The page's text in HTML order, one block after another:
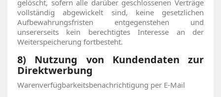
gelöscht, sofern alle darüber geschlossenen Verträge
vollständig abgewickelt sind, keine gesetzlichen
Aufbewahrungsfristen entgegenstehen und
unsererseits kein berechtigtes Interesse an der
Weiterspeicherung fortbesteht.
8) Nutzung von Kundendaten zur
Direktwerbung
Warenverfügbarkeitsbenachrichtigung per E-Mail